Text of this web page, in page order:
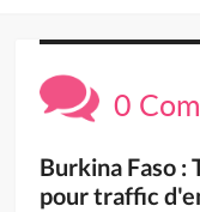
0
Burkina Faso :
pour traffic